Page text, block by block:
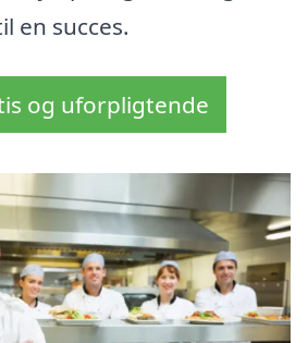
en succes.
og uforpligtende